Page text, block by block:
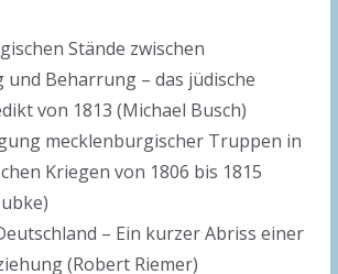
Stände zwischen
Beharrung – das jüdische
von 1813 (Michael Busch)
mecklenburgischer Truppen in
Kriegen von 1806 bis 1815
– Ein kurzer Abriss einer
(Robert Riemer)